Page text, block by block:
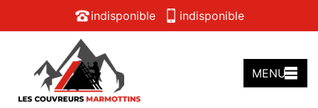
indisponible indisponible
MENU